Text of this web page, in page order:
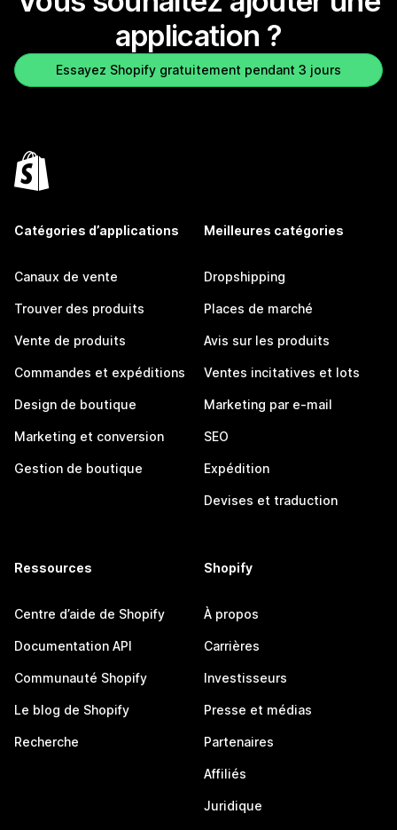
application ?
Essayez Shopify gratuitement pendant 3 jours
Catégories d’applications
Canaux de vente
Trouver des produits
Vente de produits
Commandes et expéditions
Design de boutique
Marketing et conversion
Gestion de boutique
Meilleures catégories
Dropshipping
Places de marché
Avis sur les produits
Ventes incitatives et lots
Marketing par e-mail
SEO
Expédition
Devises et traduction
Ressources
Centre d’aide de Shopify
Documentation API
Communauté Shopify
Le blog de Shopify
Recherche
Shopify
À propos
Carrières
Investisseurs
Presse et médias
Partenaires
Affiliés
Juridique